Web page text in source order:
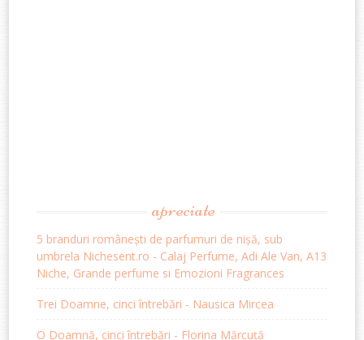
apreciate
5 branduri românești de parfumuri de nișă, sub
umbrela Nichesent.ro - Calaj Perfume, Adi Ale Van, A13
Niche, Grande perfume si Emozioni Fragrances
Trei Doamne, cinci întrebări - Nausica Mircea
O Doamnă, cinci întrebări - Florina Mărcuță